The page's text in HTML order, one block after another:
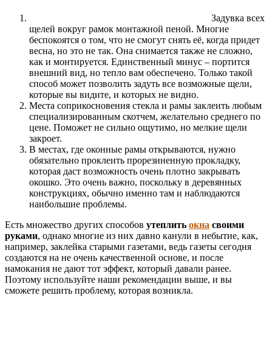
Задувка всех
щелей вокруг рамок монтажной пеной. Многие
беспокоятся о том, что не смогут снять её, когда придет
весна, но это не так. Она снимается также не сложно,
как и монтируется. Единственный минус – портится
внешний вид, но тепло вам обеспечено. Только такой
способ может позволить задуть все возможные щели,
которые вы видите, и которых не видно.
Места соприкосновения стекла и рамы заклеить любым
специализированным скотчем, желательно среднего по
цене. Поможет не сильно ощутимо, но мелкие щели
закроет.
В местах, где оконные рамы открываются, нужно
обязательно проклеить прорезиненную прокладку,
которая даст возможность очень плотно закрывать
окошко. Это очень важно, поскольку в деревянных
конструкциях, обычно именно там и наблюдаются
наибольшие проблемы.
Есть множество других способов утеплить окна своими
руками, однако многие из них давно канули в небытие, как,
например, заклейка старыми газетами, ведь газеты сегодня
создаются на не очень качественной основе, и после
намокания не дают тот эффект, который давали ранее.
Поэтому используйте наши рекомендации выше, и вы
сможете решить проблему, которая возникла.